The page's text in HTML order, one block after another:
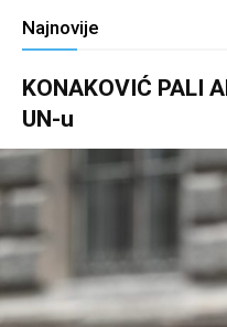
Najnovije
KONAKOVIĆ PALI
UN-u